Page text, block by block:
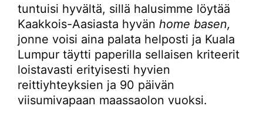
tuntuisi hyvältä, sillä halusimme löytää
Kaakkois-Aasiasta hyvän home basen,
jonne voisi aina palata helposti ja Kuala
Lumpur täytti paperilla sellaisen kriteerit
loistavasti erityisesti hyvien
reittiyhteyksien ja 90 päivän
viisumivapaan maassaolon vuoksi.